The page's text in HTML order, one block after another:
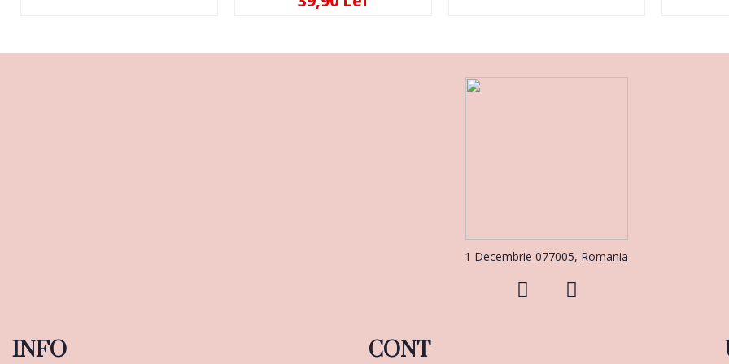
1 Decembrie 077005, Romania
INFO CONT